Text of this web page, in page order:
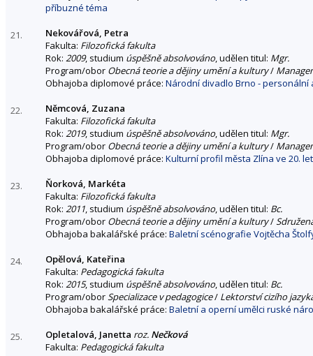
příbuzné téma
21.
Nekovářová, Petra
Fakulta: Filozofická fakulta
Rok: 2009, studium úspěšně absolvováno, udělen titul: Mgr.
Program/obor Obecná teorie a dějiny umění a kultury/
Obhajoba diplomové práce: Národní divadlo Brno -
22.
Němcová, Zuzana
Fakulta: Filozofická fakulta
Rok: 2019, studium úspěšně absolvováno, udělen titul: Mgr.
Program/obor Obecná teorie a dějiny umění a kultury/
Obhajoba diplomové práce: Kulturní profil města Zlína ve 20.
23.
Ňorková, Markéta
Fakulta: Filozofická fakulta
Rok: 2011, studium úspěšně absolvováno, udělen titul: Bc.
Program/obor Obecná teorie a dějiny umění a kultury/
Obhajoba bakalářské práce: Baletní scénografie Vojtěcha
24.
Opělová, Kateřina
Fakulta: Pedagogická fakulta
Rok: 2015, studium úspěšně absolvováno, udělen titul: Bc.
Program/oborSpecializace v pedagogice/ Lektorství cizího
Obhajoba bakalářské práce: Baletní a operní umělci ruské
25. Opletalová, Janetta roz. Nečková
Fakulta: Pedagogická fakulta